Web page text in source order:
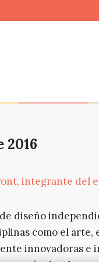
integrante del
diseño
como el arte,
innovadoras e